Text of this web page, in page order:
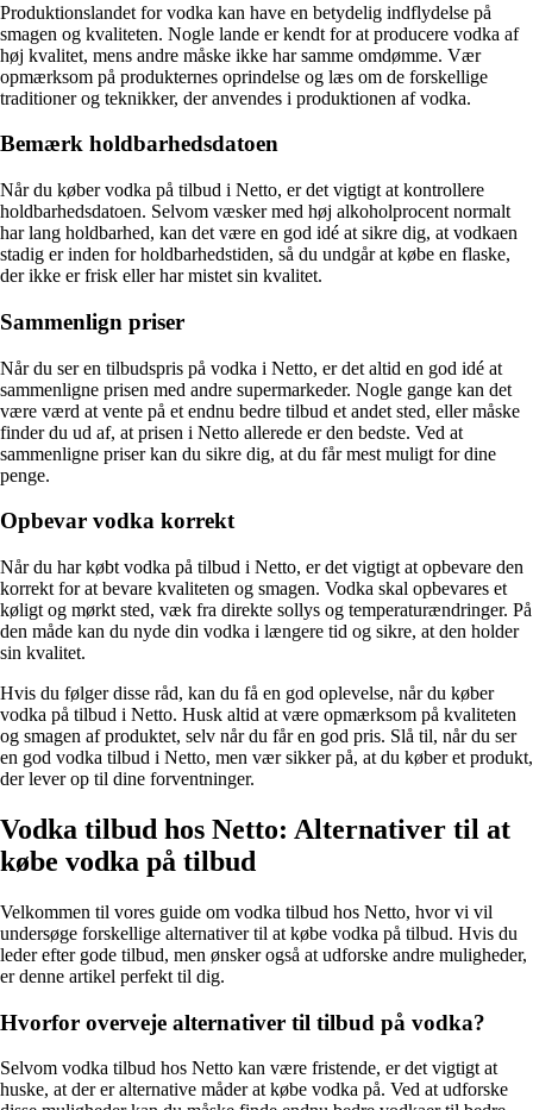
Produktionslandet for vodka kan have en betydelig indflydelse på
smagen og kvaliteten. Nogle lande er kendt for at producere vodka af
høj kvalitet, mens andre måske ikke har samme omdømme. Vær
opmærksom på produkternes oprindelse og læs om de forskellige
traditioner og teknikker, der anvendes i produktionen af vodka.
Bemærk holdbarhedsdatoen
Når du køber vodka på tilbud i Netto, er det vigtigt at kontrollere
holdbarhedsdatoen. Selvom væsker med høj alkoholprocent normalt
har lang holdbarhed, kan det være en god idé at sikre dig, at vodkaen
stadig er inden for holdbarhedstiden, så du undgår at købe en flaske,
der ikke er frisk eller har mistet sin kvalitet.
Sammenlign priser
Når du ser en tilbudspris på vodka i Netto, er det altid en god idé at
sammenligne prisen med andre supermarkeder. Nogle gange kan det
være værd at vente på et endnu bedre tilbud et andet sted, eller måske
finder du ud af, at prisen i Netto allerede er den bedste. Ved at
sammenligne priser kan du sikre dig, at du får mest muligt for dine
penge.
Opbevar vodka korrekt
Når du har købt vodka på tilbud i Netto, er det vigtigt at opbevare den
korrekt for at bevare kvaliteten og smagen. Vodka skal opbevares et
køligt og mørkt sted, væk fra direkte sollys og temperaturændringer. På
den måde kan du nyde din vodka i længere tid og sikre, at den holder
sin kvalitet.
Hvis du følger disse råd, kan du få en god oplevelse, når du køber
vodka på tilbud i Netto. Husk altid at være opmærksom på kvaliteten
og smagen af produktet, selv når du får en god pris. Slå til, når du ser
en god vodka tilbud i Netto, men vær sikker på, at du køber et produkt,
der lever op til dine forventninger.
Vodka tilbud hos Netto: Alternativer til at
købe vodka på tilbud
Velkommen til vores guide om vodka tilbud hos Netto, hvor vi vil
undersøge forskellige alternativer til at købe vodka på tilbud. Hvis du
leder efter gode tilbud, men ønsker også at udforske andre muligheder,
er denne artikel perfekt til dig.
Hvorfor overveje alternativer til tilbud på vodka?
Selvom vodka tilbud hos Netto kan være fristende, er det vigtigt at
huske, at der er alternative måder at købe vodka på. Ved at udforske